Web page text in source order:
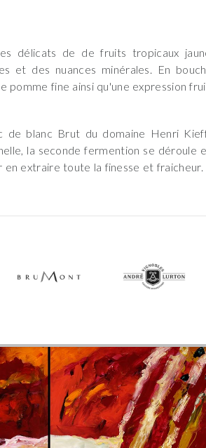
délicats de de fruits tropicaux
et des nuances minérales. En
pomme fine ainsi qu'une expression
de blanc Brut du domaine Henri
la seconde fermention se déroule
en extraire toute la finesse et fraicheur.